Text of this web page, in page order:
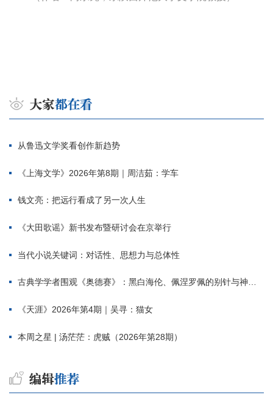
从鲁迅文学奖看创作新趋势
《上海文学》2026年第8期｜周洁茹：学车
钱文亮：把远行看成了另一次人生
《大田歌谣》新书发布暨研讨会在京举行
当代小说关键词：对话性、思想力与总体性
古典学学者围观《奥德赛》：黑白海伦、佩涅罗佩的别针与神秘入侵者
《天涯》2026年第4期｜吴寻：猫女
本周之星 | 汤茫茫：虎贼（2026年第28期）